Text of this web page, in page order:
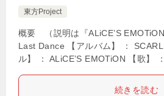
東方Project
概要 （説明は『ALiCE’S
Last Dance 【アルバム】 ：
ル】 ： ALiCE’S EMOTiON 【歌】
続きを読む